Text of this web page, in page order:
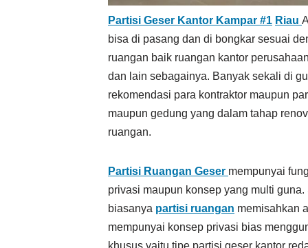
Partisi Geser Kantor Kampar #1 Riau
bisa di pasang dan di bongkar sesuai
ruangan baik ruangan kantor
dan lain sebagainya. Banyak sekali di
rekomendasi para kontraktor maupun
maupun gedung yang dalam tahap
ruangan.
Partisi Ruangan Geser mempunyai
privasi maupun konsep yang multi
biasanya partisi ruangan memisahkan
mempunyai konsep privasi bias
khusus yaitu tipe partisi geser kantor